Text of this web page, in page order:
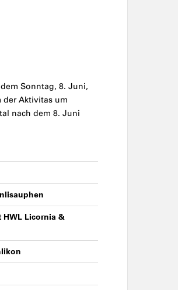
Sonntag, 8. Juni,
der Aktivitas um
nach dem 8. Juni
Licornia &